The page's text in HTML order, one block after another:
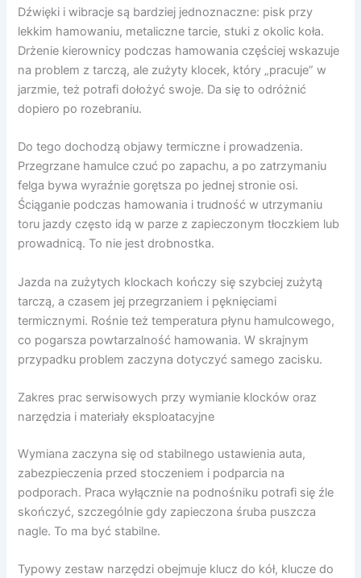
Dźwięki i wibracje są bardziej jednoznaczne: pisk przy
lekkim hamowaniu, metaliczne tarcie, stuki z okolic koła.
Drżenie kierownicy podczas hamowania częściej wskazuje
na problem z tarczą, ale zużyty klocek, który „pracuje” w
jarzmie, też potrafi dołożyć swoje. Da się to odróżnić
dopiero po rozebraniu.
Do tego dochodzą objawy termiczne i prowadzenia.
Przegrzane hamulce czuć po zapachu, a po zatrzymaniu
felga bywa wyraźnie gorętsza po jednej stronie osi.
Ściąganie podczas hamowania i trudność w utrzymaniu
toru jazdy często idą w parze z zapieczonym tłoczkiem lub
prowadnicą. To nie jest drobnostka.
Jazda na zużytych klockach kończy się szybciej zużytą
tarczą, a czasem jej przegrzaniem i pęknięciami
termicznymi. Rośnie też temperatura płynu hamulcowego,
co pogarsza powtarzalność hamowania. W skrajnym
przypadku problem zaczyna dotyczyć samego zacisku.
Zakres prac serwisowych przy wymianie klocków oraz
narzędzia i materiały eksploatacyjne
Wymiana zaczyna się od stabilnego ustawienia auta,
zabezpieczenia przed stoczeniem i podparcia na
podporach. Praca wyłącznie na podnośniku potrafi się źle
skończyć, szczególnie gdy zapieczona śruba puszcza
nagle. To ma być stabilne.
Typowy zestaw narzędzi obejmuje klucz do kół, klucze do